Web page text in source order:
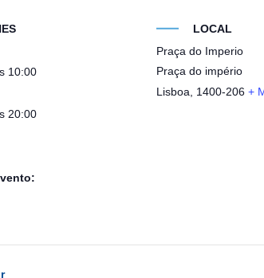
10:00
20:00
LOCAL
Praça do Imperio
Praça do império
Lisboa
1400-206 +